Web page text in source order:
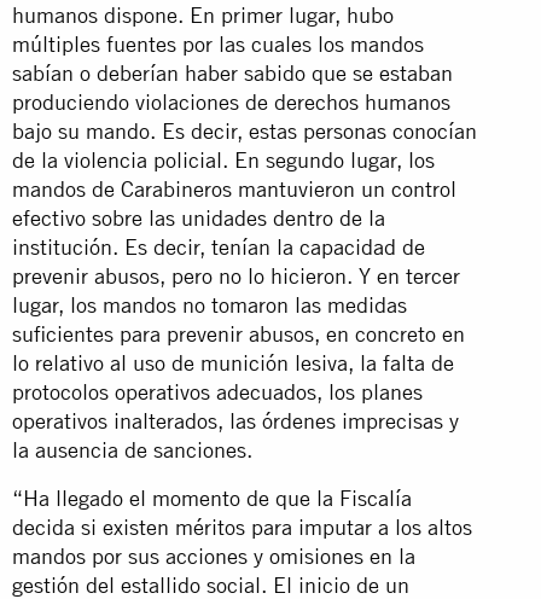
humanos dispone. En primer lugar, hubo
múltiples fuentes por las cuales los mandos
sabían o deberían haber sabido que se estaban
produciendo violaciones de derechos humanos
bajo su mando. Es decir, estas personas conocían
de la violencia policial. En segundo lugar, los
mandos de Carabineros mantuvieron un control
efectivo sobre las unidades dentro de la
institución. Es decir, tenían la capacidad de
prevenir abusos, pero no lo hicieron. Y en tercer
lugar, los mandos no tomaron las medidas
suficientes para prevenir abusos, en concreto en
lo relativo al uso de munición lesiva, la falta de
protocolos operativos adecuados, los planes
operativos inalterados, las órdenes imprecisas y
la ausencia de sanciones.
“Ha llegado el momento de que la Fiscalía
decida si existen méritos para imputar a los altos
mandos por sus acciones y omisiones en la
gestión del estallido social. El inicio de un